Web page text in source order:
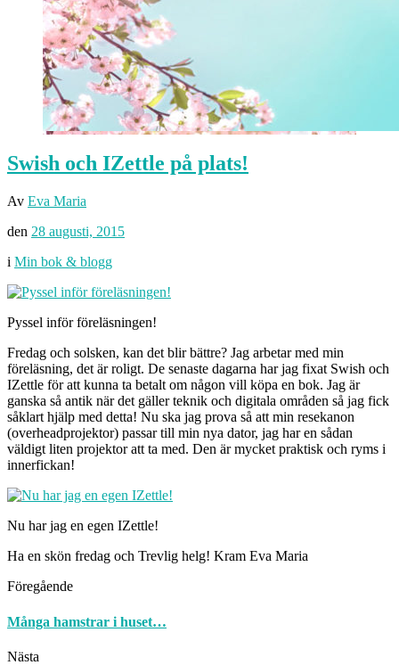
Swish och IZettle på plats!
Av Eva Maria
den 28 augusti, 2015
i Min bok & blogg
Pyssel inför föreläsningen!
Fredag och solsken, kan det blir bättre? Jag arbetar med min
föreläsning, det är roligt. De senaste dagarna har jag fixat Swish och
IZettle för att kunna ta betalt om någon vill köpa en bok. Jag är
ganska så antik när det gäller teknik och digitala områden så jag fick
såklart hjälp med detta! Nu ska jag prova så att min resekanon
(overheadprojektor) passar till min nya dator, jag har en sådan
väldigt liten projektor att ta med. Den är mycket praktisk och ryms i
innerfickan!
Nu har jag en egen IZettle!
Ha en skön fredag och Trevlig helg! Kram Eva Maria
Föregående
Många hamstrar i huset…
Nästa